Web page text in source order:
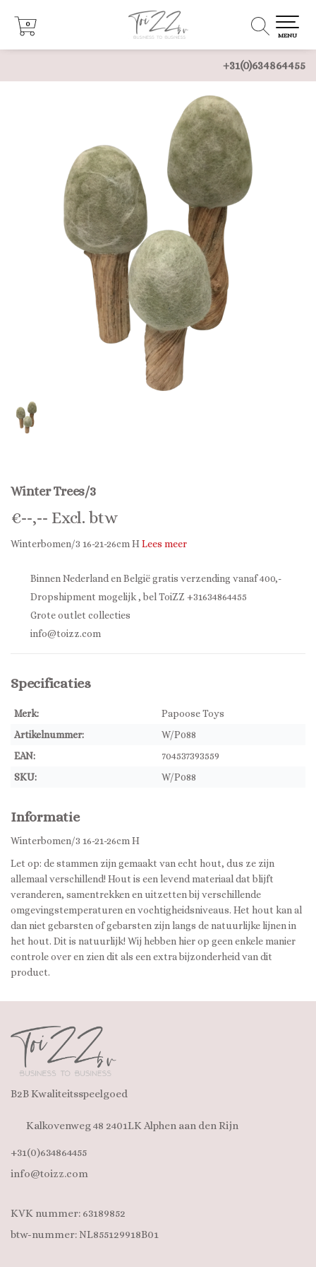
+31(0)634864455
0
0
MENU
Winter Trees/3
€--,-- Excl. btw
Winterbomen/3 16-21-26cm HLees meer
Binnen Nederland en België gratis verzending vanaf 400,-
Dropshipment mogelijk , bel ToiZZ +31634864455
Grote outlet collecties
info@toizz.com
Specificaties
Merk:
Papoose Toys
Artikelnummer:
W/P088
EAN:
704537393559
SKU:
W/P088
Informatie
Winterbomen/3 16-21-26cm H
Let op: de stammen zijn gemaakt van echt hout, dus ze zijn
allemaal verschillend! Hout is een levend materiaal dat blijft
veranderen, samentrekken en uitzetten bij verschillende
omgevingstemperaturen en vochtigheidsniveaus. Het hout kan al
dan niet gebarsten of gebarsten zijn langs de natuurlijke lijnen in
het hout. Dit is natuurlijk! Wij hebben hier op geen enkele manier
controle over en zien dit als een extra bijzonderheid van dit
product.
B2B Kwaliteitsspeelgoed
Kalkovenweg 48 2401LK Alphen aan den Rijn
+31(0)634864455
info@toizz.com
KVK nummer: 63189852
btw-nummer: NL855129918B01